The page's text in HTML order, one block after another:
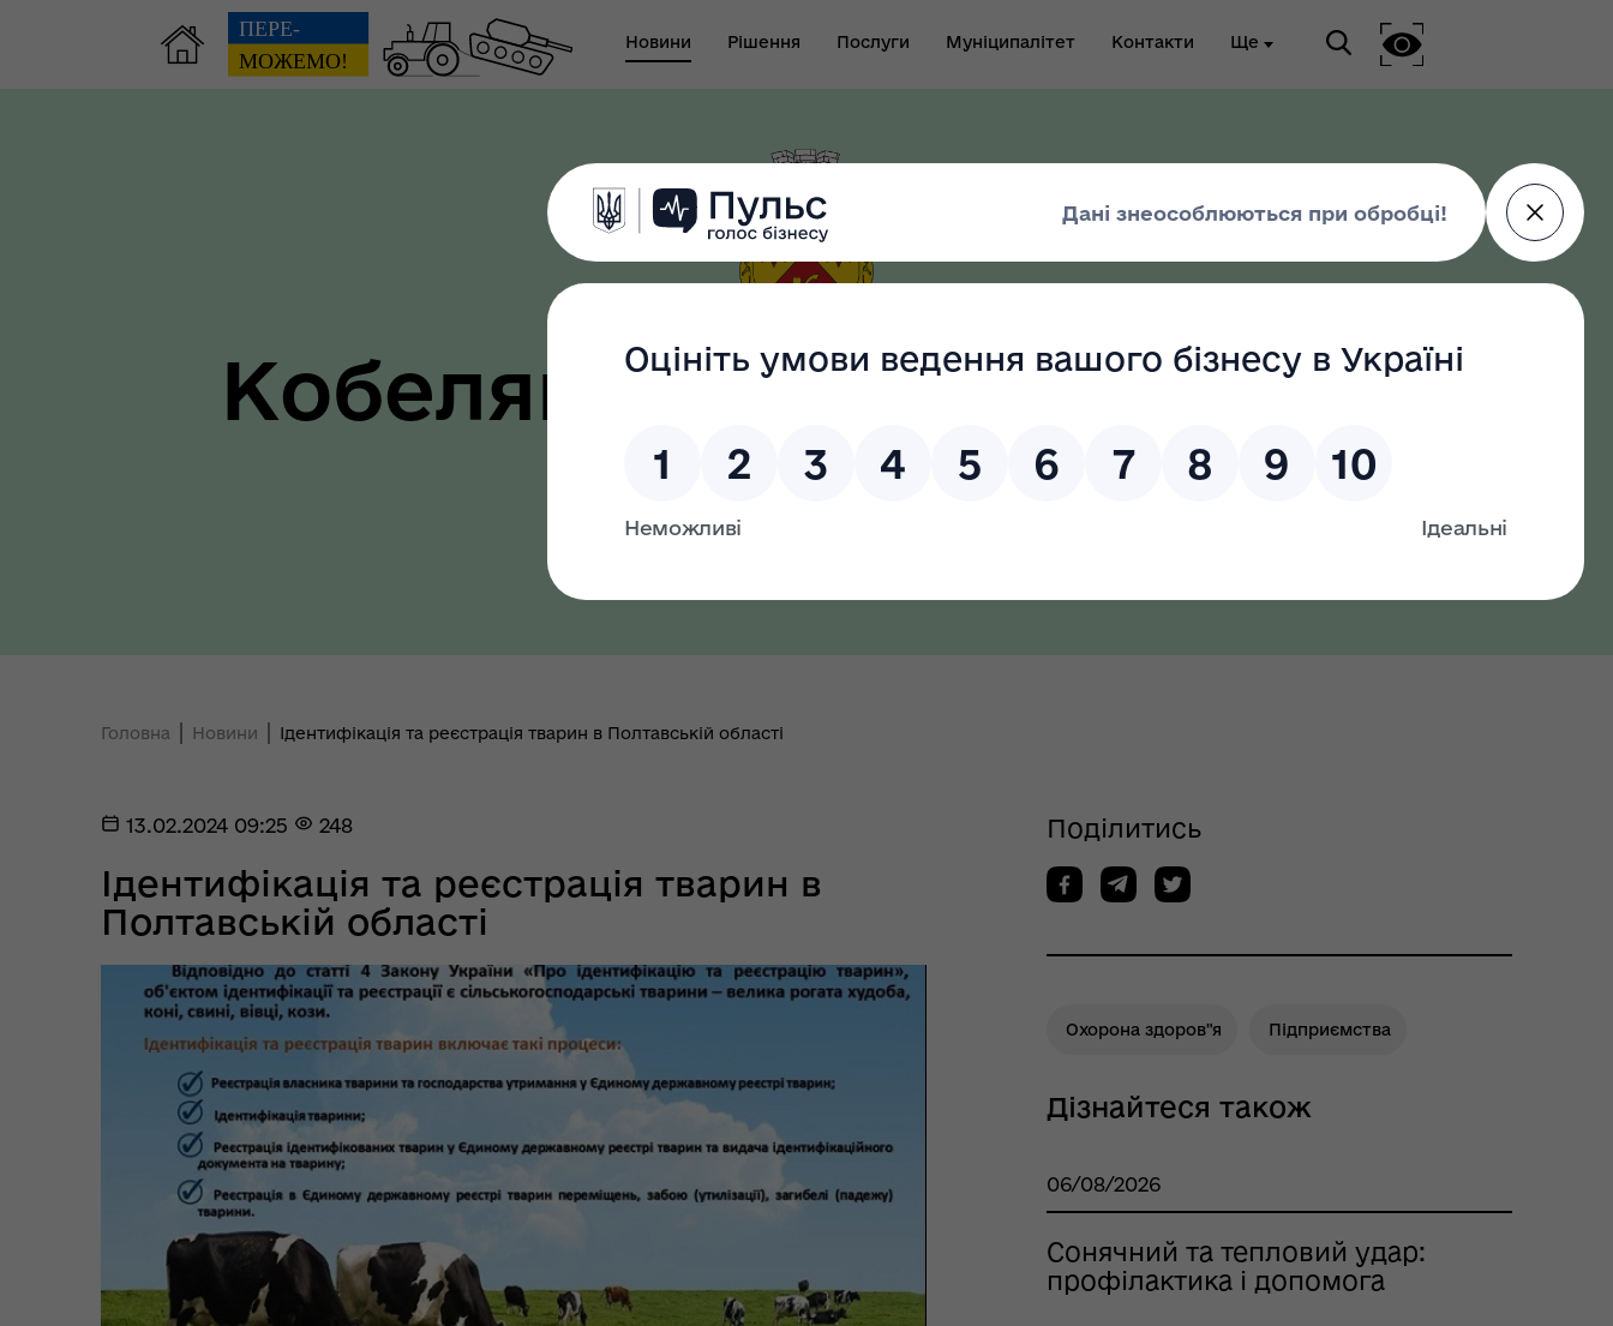
Новини Рішення Послуги Муніципалітет Контакти Ще
Регіональне представництво
Уповноваженого Верховної
Ради України з прав людини у
Полтавській області
Звіт виконуючого
повноваження міського
голови-секретаря міської
Маршрути послуг з
ментального здоров'я
Кобеляцька територіальна
громада
Головна Новини Ідентифікація та реєстрація тварин в Полтавській області
13.02.2024 09:25 248
Ідентифікація та реєстрація тварин в
Полтавській області
Поділитись
Охорона здоров"я Підприємства
Дізнайтеся також
06/08/2026
Сонячний та тепловий удар:
профілактика і допомога